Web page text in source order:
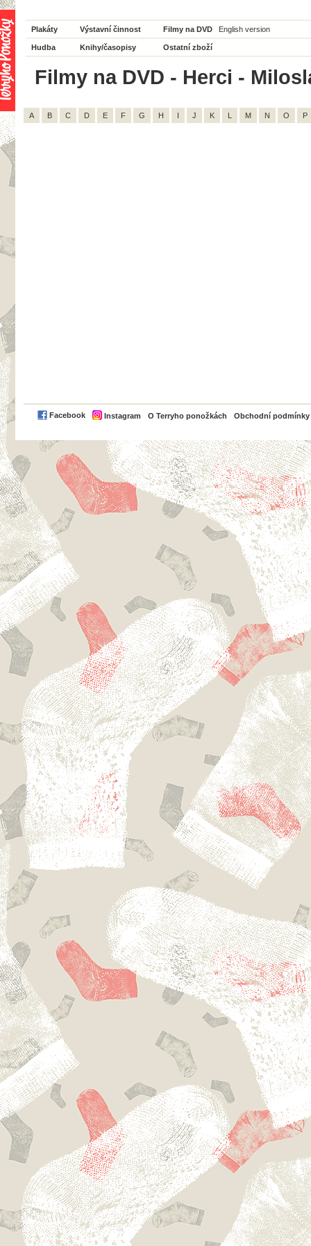
Plakáty Výstavní činnost Filmy na DVD English version
Hudba Knihy/časopisy Ostatní zboží
Filmy na DVD - Herci -
A B C D E F G H I J K L M N O P
Facebook Instagram O Terryho ponožkách Obchodní podmínky
PayPal